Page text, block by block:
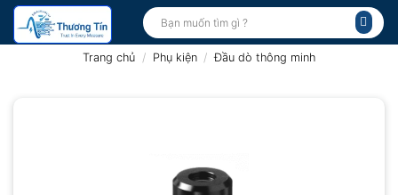
Bỏ
qua
Tìm
kiếm:
Trang chủ / Phụ kiện / Đầu dò thông minh